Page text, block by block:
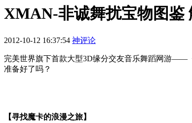
XMAN-非诚舞扰宝物图鉴
2012-10-12 16:37:54 神评论
完美世界旗下首款大型3D缘分交友音乐舞蹈网游——
准备好了吗？
【寻找魔卡的浪漫之旅】